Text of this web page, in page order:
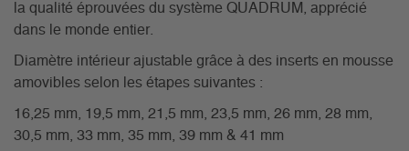
la qualité éprouvées du système QUADRUM, apprécié
dans le monde entier.
Diamètre intérieur ajustable grâce à des inserts en mousse
amovibles selon les étapes suivantes :
16,25 mm, 19,5 mm, 21,5 mm, 23,5 mm, 26 mm, 28 mm,
30,5 mm, 33 mm, 35 mm, 39 mm & 41 mm